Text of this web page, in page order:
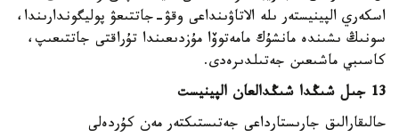
ال حالىقارالىق تاجىريبە كۇندەلىكتى دايىندىقپەن ۇشتاسادى.
اسكەري الپينيستەر ىلە الاتاۋىنداعى وقۋ-جاتتىعۋ پوليگوندارىندا،
سونىڭ ىشىندە مانشۇك مامەتوۆا مۇزدىعىندا تۇراقتى جاتتىعىپ،
كاسىبي ماشىعىن جەتىلدىرەدى.
13 جىل شىڭدا شىڭدالعان الپينيست